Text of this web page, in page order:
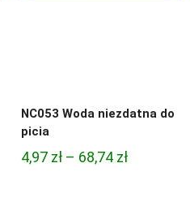
NC053 Woda niezdatna do
picia
4,97 zł – 68,74 złZakres